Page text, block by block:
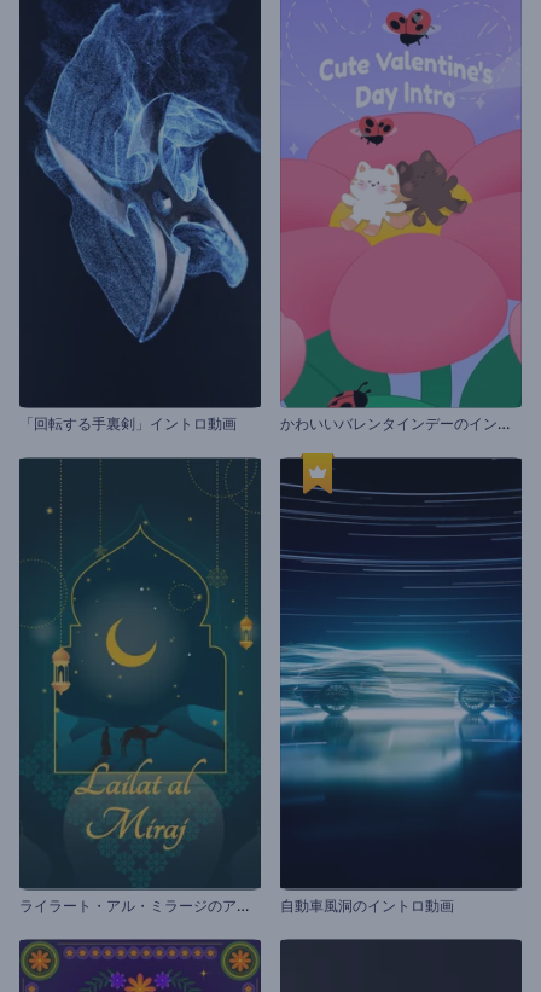
「回転する手裏剣」イントロ動画 か
わいいバレンタインデーのイントロ
ラ
イラート・アル・ミラージのアニメーション 自動車風洞のイントロ動画